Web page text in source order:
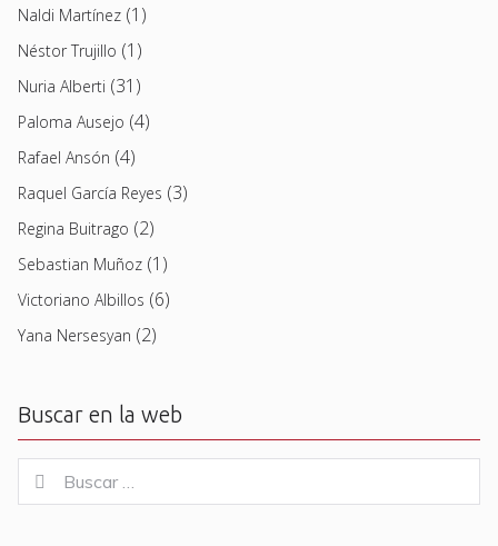
Naldi Martínez (1)
Néstor Trujillo (1)
Nuria Alberti (31)
Paloma Ausejo (4)
Rafael Ansón (4)
Raquel García Reyes (3)
Regina Buitrago (2)
Sebastian Muñoz (1)
Victoriano Albillos (6)
Yana Nersesyan (2)
Buscar en la web
for:
Buscar